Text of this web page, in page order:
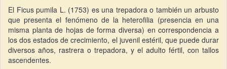
El Ficus pumila L. (1753) es una trepadora o también un arbusto
que presenta el fenómeno de la heterofilia (presencia en una
misma planta de hojas de forma diversa) en correspondencia a
los dos estados de crecimiento, el juvenil estéril, que puede durar
diversos años, rastrera o trepadora, y el adulto fértil, con tallos
ascendentes.